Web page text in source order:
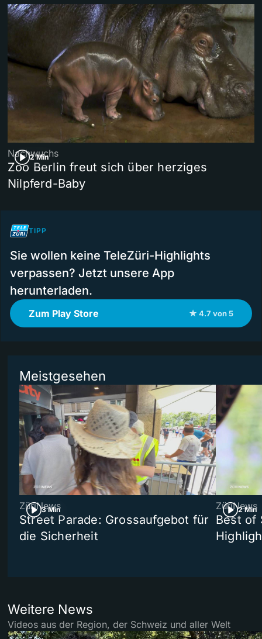
2 Min
Nachwuchs
Zoo Berlin freut sich über herziges
Nilpferd-Baby
TIPP
Sie wollen keine TeleZüri-Highlights
verpassen? Jetzt unsere App
herunterladen.
Zum Play Store ★ 4.7 von 5
Meistgesehen
3 Min
ZüriNews
Street Parade: Grossaufgebot für
die Sicherheit
2 Min
ZüriNews
Best of
Weitere News
Videos aus der Region, der Schweiz und aller Welt